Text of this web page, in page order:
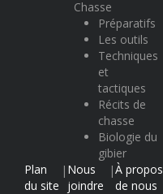
Chasse
Préparatifs
Les outils
Techniques
et
tactiques
Récits de
chasse
Biologie du
gibier
Plan
du site
| Nous
joindre
|À propos
de nous